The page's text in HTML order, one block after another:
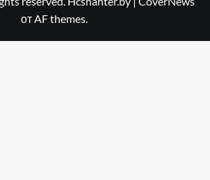
от AF themes.